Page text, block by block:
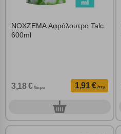
NOXZEMA Αφρόλουτρο Talc
600ml
3,18 € /λίτρο 1,91 € /τεμ.
0τεμ.